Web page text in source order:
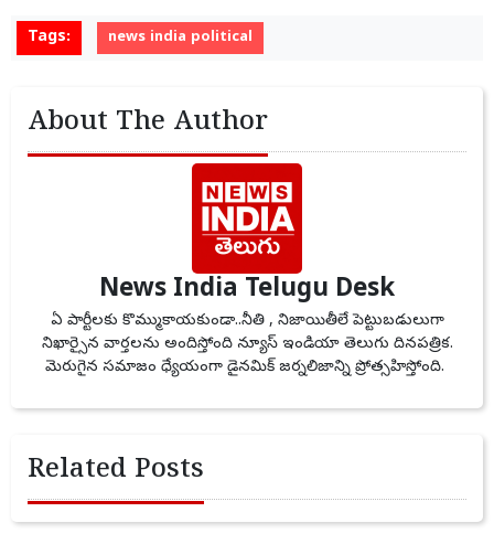
Tags: news india political
About The Author
News India Telugu Desk
ఏ పార్టీలకు కొమ్ముకాయకుండా..నీతి , నిజాయితీలే పెట్టుబడులుగా
నిఖార్సైన వార్తలను అందిస్తోంది న్యూస్ ఇండియా తెలుగు దినపత్రిక.
మెరుగైన సమాజం ధ్యేయంగా డైనమిక్ జర్నలిజాన్ని ప్రోత్సహిస్తోంది.
Related Posts